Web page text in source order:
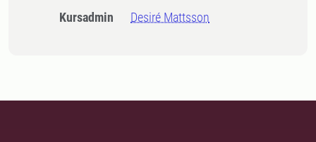
Kursadmin Desiré Mattsson